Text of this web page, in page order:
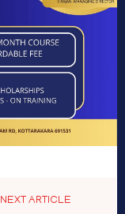
NEXT ARTICLE